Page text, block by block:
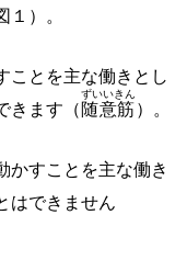
）。
ことを主な働きとし
きます（ 随意筋
ずいいきん
）。
かすことを主な働き
はできません